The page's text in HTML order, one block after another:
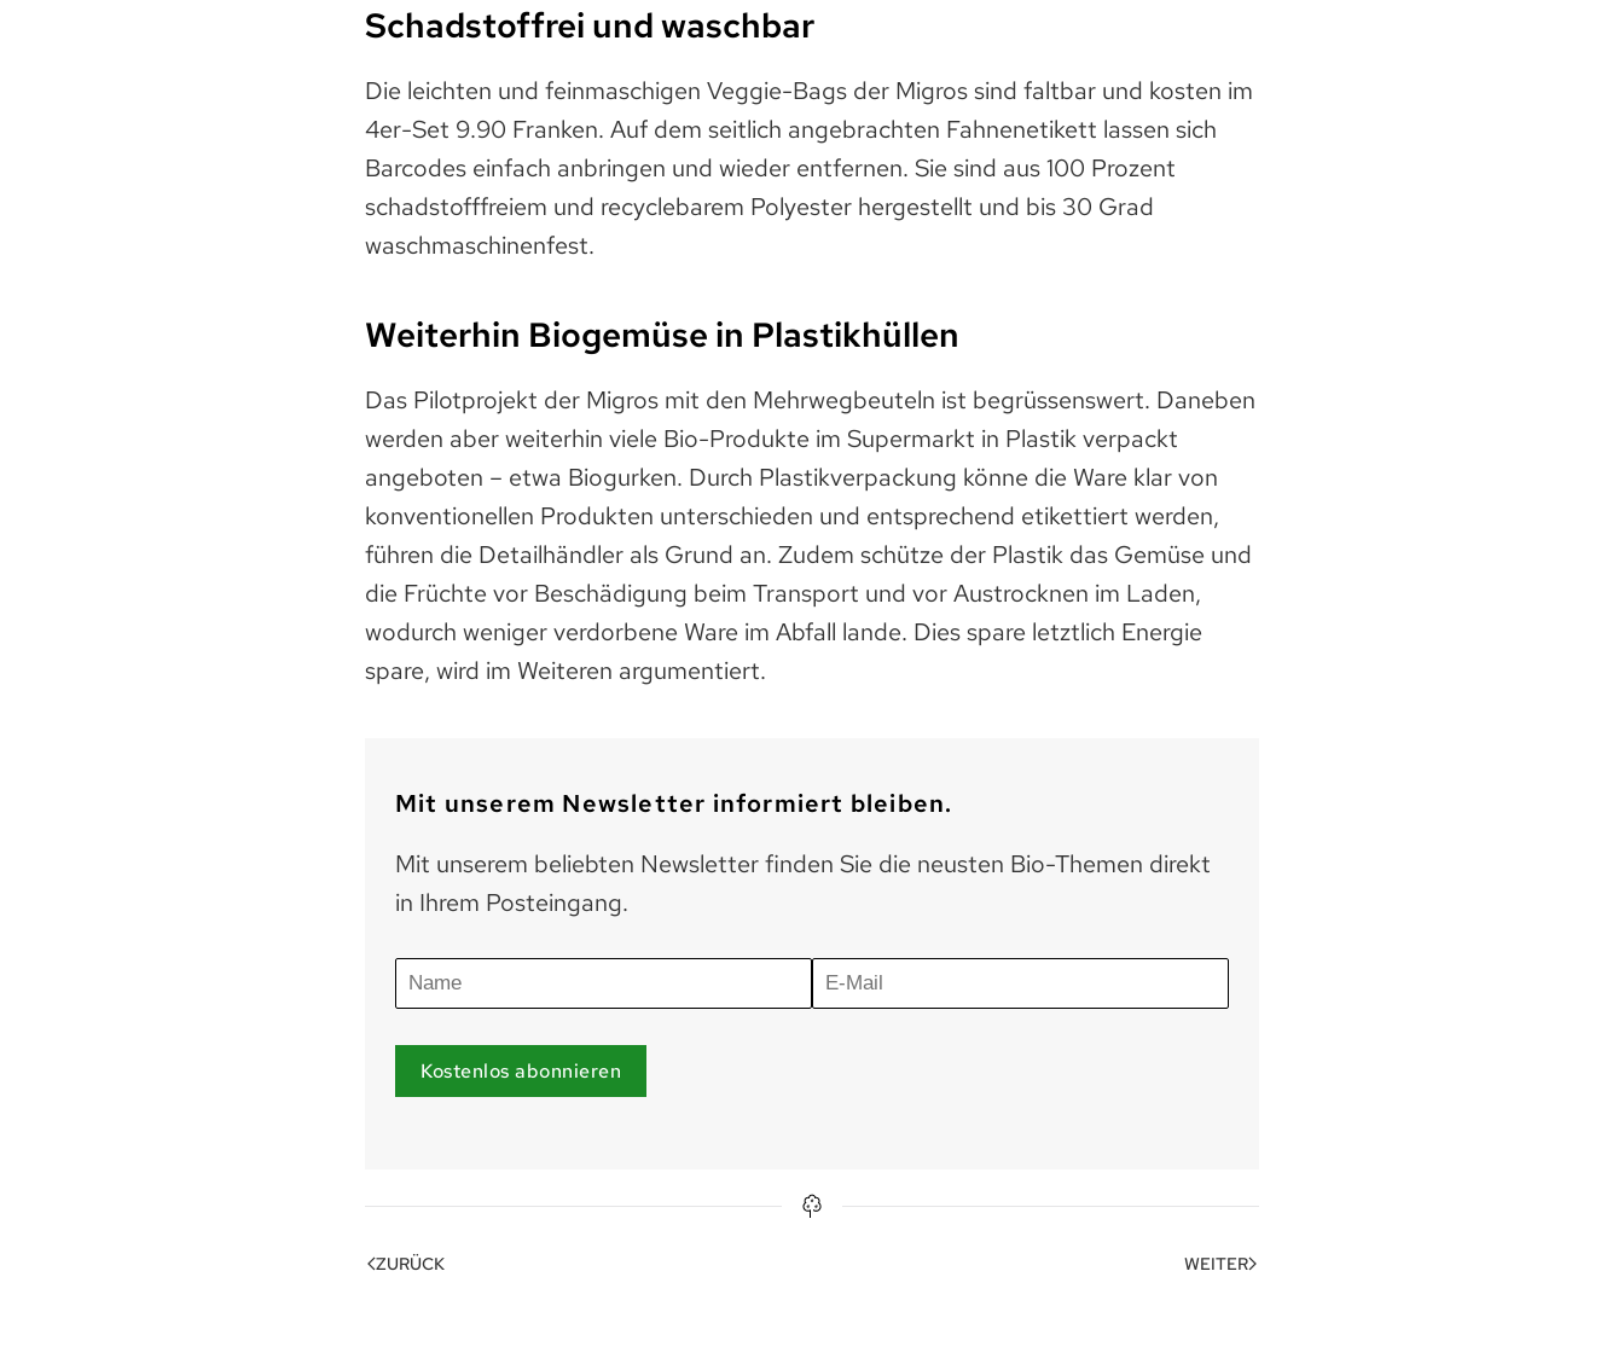
Schadstoffrei und waschbar
Die leichten und feinmaschigen Veggie-Bags der Migros sind faltbar und kosten im
4er-Set 9.90 Franken. Auf dem seitlich angebrachten Fahnenetikett lassen sich
Barcodes einfach anbringen und wieder entfernen. Sie sind aus 100 Prozent
schadstofffreiem und recyclebarem Polyester hergestellt und bis 30 Grad
waschmaschinenfest.
Weiterhin Biogemüse in Plastikhüllen
Das Pilotprojekt der Migros mit den Mehrwegbeuteln ist begrüssenswert. Daneben
werden aber weiterhin viele Bio-Produkte im Supermarkt in Plastik verpackt
angeboten – etwa Biogurken. Durch Plastikverpackung könne die Ware klar von
konventionellen Produkten unterschieden und entsprechend etikettiert werden,
führen die Detailhändler als Grund an. Zudem schütze der Plastik das Gemüse und
die Früchte vor Beschädigung beim Transport und vor Austrocknen im Laden,
wodurch weniger verdorbene Ware im Abfall lande. Dies spare letztlich Energie
spare, wird im Weiteren argumentiert.
Mit unserem Newsletter informiert bleiben.
Mit unserem beliebten Newsletter finden Sie die neusten Bio-Themen direkt
in Ihrem Posteingang.
Kostenlos abonnieren
ZURÜCK WEITER